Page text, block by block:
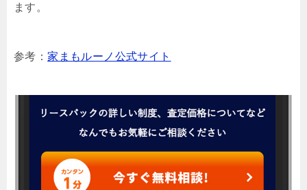
ます。
参考：家まもルーノ公式サイト